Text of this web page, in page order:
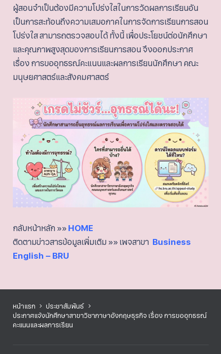
ผู้สอนจำเป็นต้องมีความโปร่งใสในการวัดผลการเรียนอัน
เป็นการสะท้อนถึงความเสมอภาคในการจัดการเรียนการสอน
โปร่งใส สามารถตรวจสอบได้ ทั้งนี้ เพื่อประโยชน์ต่อนักศึกษา
และคุณภาพสูงสุดของการเรียนการสอน จึงออกประกาศ
เรื่อง การขออุทธรณ์คะแนนและผลการเรียนนักศึกษา คณะ
มนุษยศาสตร์และสังคมศาสตร์
กลับหน้าหลัก »» HOME
ติดตามข่าวสารข้อมูลเพิ่มเติม »» เพจสาขา Business
English – BRU
หน้าแรก
ประชาสัมพันธ์
ประกาศแจ้งนักศึกษาสาขาวิชาภาษาอังกฤษธุรกิจ เรื่อง การขออุทธรณ์
คะแนนและผลการเรียน